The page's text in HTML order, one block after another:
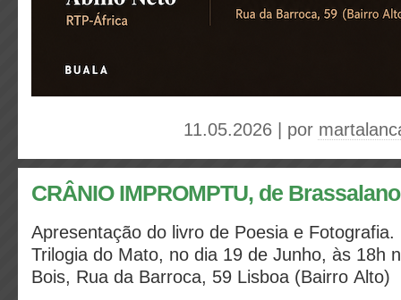
11.05.2026 | por
CRÂNIO IMPROMPTU, de
Apresentação do livro de Poesia e
Trilogia do Mato, no dia 19 de Junho, às 18h
Bois, Rua da Barroca, 59 Lisboa (Bairro Alto)